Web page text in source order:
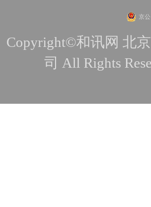
京
Copyright©和讯网 北
司 All Rights